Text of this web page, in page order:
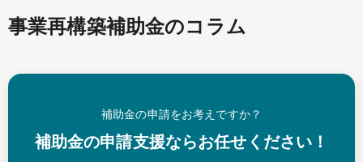
事業再構築補助金のコラム
補助金の申請をお考えですか？
補助金の申請支援ならお任せください！